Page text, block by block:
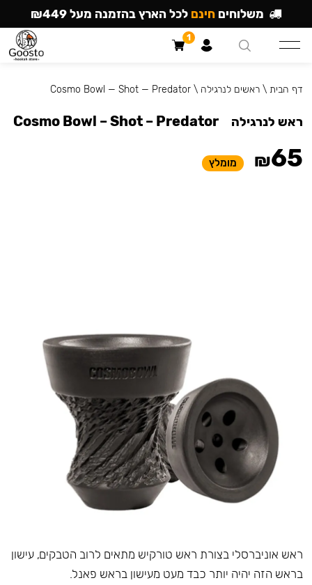
ראש אוניברסלי בצורת ראש טורקיש מתאים לרוב הטבקים, עישון
בראש הזה יהיה יותר כבד מעט מעישון בראש פאנל.
דף הבית \ראשים לנרגילה \
Cosmo Bowl — Shot — Predator
ראש לנרגילה Cosmo Bowl – Shot – Predator
₪65 מומלץ
משלוחים חינם לכל הארץ בהזמנה מעל ₪449
1